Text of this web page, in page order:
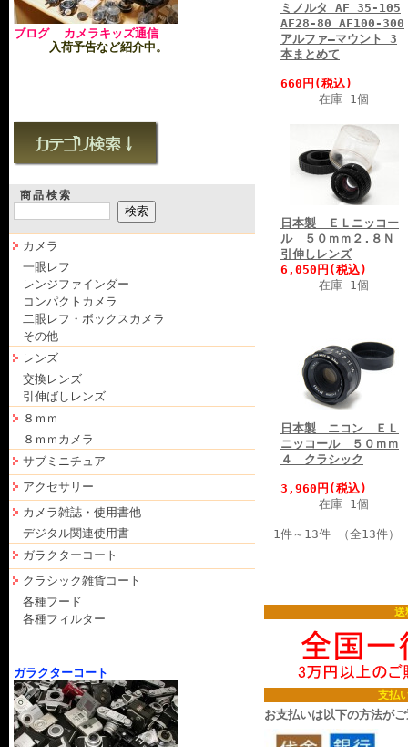
ブログ カメラキッズ通信
入荷予告など紹介中。
商品検索
カメラ
一眼レフ
レンジファインダー
コンパクトカメラ
二眼レフ・ボックスカメラ
その他
レンズ
交換レンズ
引伸ばしレンズ
８ｍｍ
８ｍｍカメラ
サブミニチュア
アクセサリー
カメラ雑誌・使用書他
デジタル関連使用書
ガラクターコート
クラシック雑貨コート
各種フード
各種フィルター
ガラクターコート
ミノルタ AF 35-105
AF28-80 AF100-300
アルファ―マウント 3
本まとめて
660円(税込)
在庫 1個
日本製 ＥＬニッコー
ル ５０ｍｍ２.８Ｎ
引伸しレンズ
6,050円(税込)
在庫 1個
日本製 ニコン ＥＬ
ニッコール ５０ｍｍ
４ クラシック
3,960円(税込)
在庫 1個
1件～13件 （全13件）
送
支払
お支払いは以下の方法が